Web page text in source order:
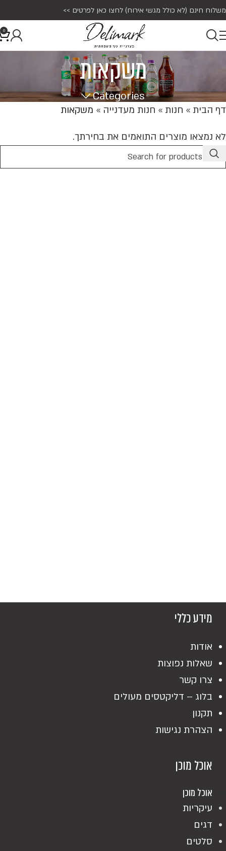
משלוח חינם (לא כולל מגשי אירוח) לחצו כאן לפרטים >>
0
משקאות
Categories
דף הבית » חנות » חנות מעדנייה » משקאות
לא נמצאו מוצרים התואמים את בחירתך.
אוכל מוכן
אוכל מוכן
עיקריות
דגים
סלטים
מידע כללי
אודות
שאלות נפוצות
צרו קשר
בלוג – דליקטסים מעולים
תקנון
הצהרת נגישות